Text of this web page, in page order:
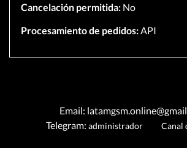
Cancelación permitida:No
Procesamiento de pedidos:API
Email:
Telegram: administrador Canal